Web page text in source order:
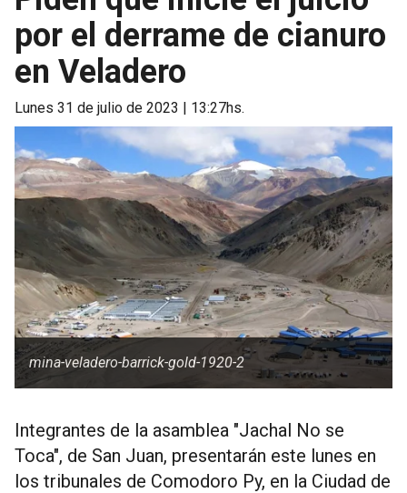
por el derrame de cianuro
en Veladero
lunes 31 de julio de 2023 | 13:27hs.
mina-veladero-barrick-gold-1920-2
Integrantes de la asamblea "Jachal No se
Toca", de San Juan, presentarán este lunes en
los tribunales de Comodoro Py, en la Ciudad de